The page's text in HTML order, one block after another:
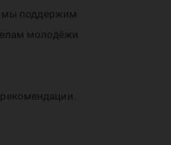
мы поддержим
молодёжи